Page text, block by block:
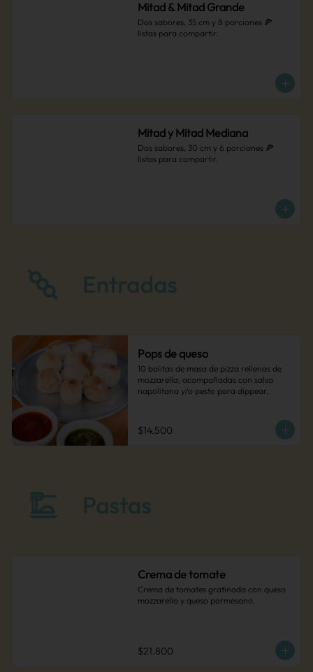
Mitad & Mitad Grande
Dos sabores, 35 cm y 8 porciones 🍕
listas para compartir.
Mitad y Mitad Mediana
Dos sabores, 30 cm y 6 porciones 🍕
listas para compartir.
Pops de queso
10 bolitas de masa de pizza rellenas de
mozzarella, acompañadas con salsa
napolitana y/o pesto para dippear.
$14.500
Crema de tomate
Crema de tomates gratinada con queso
mozzarella y queso parmesano.
$21.800